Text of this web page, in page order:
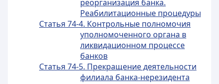
реорганизация банка.
Реабилитационные процедуры
Статья 74-4. Контрольные полномочия
уполномоченного органа в
ликвидационном процессе
банков
Статья 74-5. Прекращение деятельности
филиала банка-нерезидента